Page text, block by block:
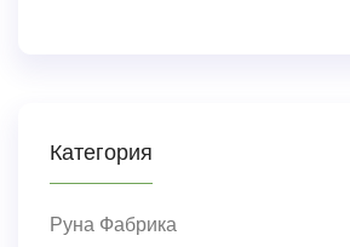
Категория
Руна Фабрика